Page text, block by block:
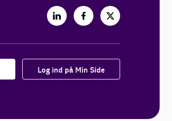
Log ind på Min Side